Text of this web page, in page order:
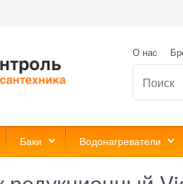
О нас
Баки Водонагреватели